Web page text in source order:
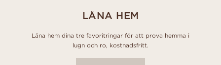
LÅNA HEM
Låna hem dina tre favoritringar för att prova hemma i
lugn och ro, kostnadsfritt.